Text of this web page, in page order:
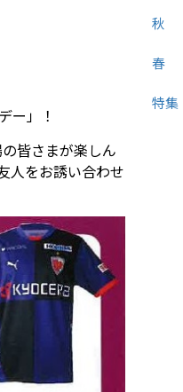
ー」！
皆さまが楽しん
人をお誘い合わせ
秋
春
特集